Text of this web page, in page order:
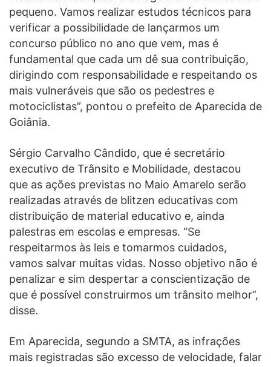
pequeno. Vamos realizar estudos técnicos para
verificar a possibilidade de lançarmos um
concurso público no ano que vem, mas é
fundamental que cada um dê sua contribuição,
dirigindo com responsabilidade e respeitando os
mais vulneráveis que são os pedestres e
motociclistas”, pontou o prefeito de Aparecida de
Goiânia.
Sérgio Carvalho Cândido, que é secretário
executivo de Trânsito e Mobilidade, destacou
que as ações previstas no Maio Amarelo serão
realizadas através de blitzen educativas com
distribuição de material educativo e, ainda
palestras em escolas e empresas. “Se
respeitarmos às leis e tomarmos cuidados,
vamos salvar muitas vidas. Nosso objetivo não é
penalizar e sim despertar a conscientização de
que é possível construirmos um trânsito melhor”,
disse.
Em Aparecida, segundo a SMTA, as infrações
mais registradas são excesso de velocidade, falar